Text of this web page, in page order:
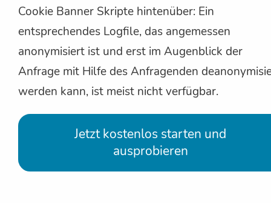
Cookie Banner Skripte hintenüber: Ein
entsprechendes Logfile, das angemessen
anonymisiert ist und erst im Augenblick der
Anfrage mit Hilfe des Anfragenden
werden kann, ist meist nicht verfügbar.
Jetzt kostenlos starten und
ausprobieren